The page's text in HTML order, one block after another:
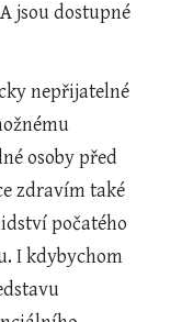
jsou dostupné
nepřijatelné
osoby před
zdravím také
počatého
I kdybychom